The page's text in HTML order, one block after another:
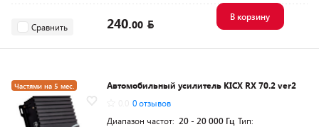
Сравнить 240.00
В корзину
Частями на 5 мес.
Автомобильный усилитель KICX RX 70.2 ver2
0 отзывов
Диапазон частот: 20 - 20 000 Гц Тип: